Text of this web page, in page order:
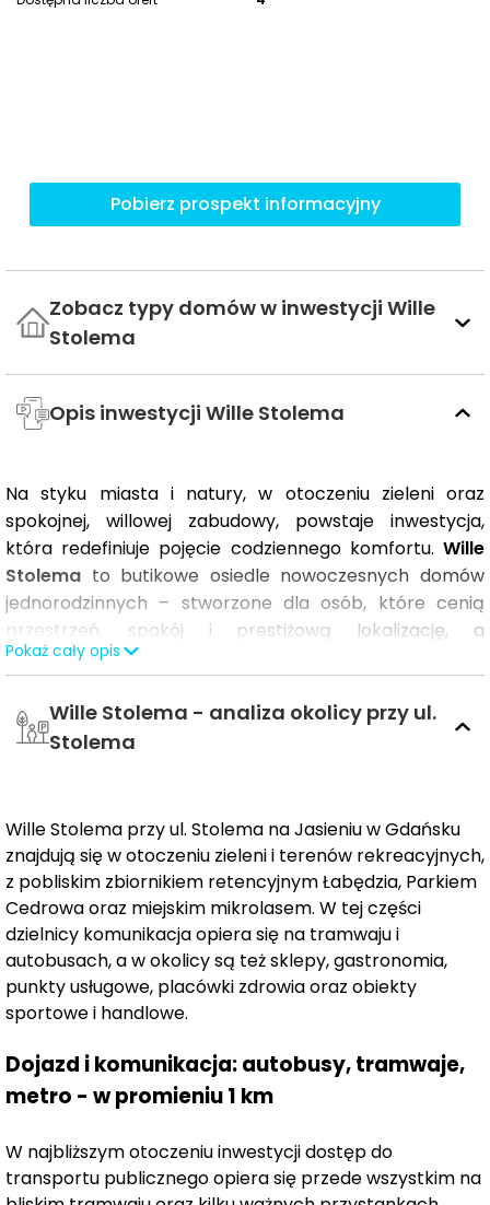
Pobierz prospekt informacyjny
Zobacz typy domów w inwestycji Wille
Stolema
Opis inwestycji Wille Stolema
Na styku miasta i natury, w otoczeniu zieleni oraz
spokojnej, willowej zabudowy, powstaje inwestycja,
która redefiniuje pojęcie codziennego komfortu. Wille
Stolema to butikowe osiedle nowoczesnych domów
jednorodzinnych – stworzone dla osób, które cenią
przestrzeń, spokój i prestiżową lokalizację, a
jednocześnie nie chcą rezygnować z wygód miejskiego
Inwestycja obejmuje
8 eleganckich domów
o
powierzchni od
zaplanowano cztery sypialnie,oddzielny gabinetoraz
dwa miejsca postojowe. Subtelna, jasna architektura
oraz kameralna skala zabudowy tworzą harmonijną i
spójną całość – idealną dla rodzin, które myślą
długoterminowo i szukają miejsca, w którym
codzienność staje się przyjemnością.
Ulica Stolema
to adres łączący ciszę i naturę z pełną
miejską infrastrukturą. W bezpośrednim sąsiedztwie
znajduje się malowniczyŁabędzi Staw
tramwajowe i autobusowe orazzjazd na obwodnicę
Trójmiasta . Ta część Gdańska – na pograniczu
Pokaż cały opis
Wille Stolema - analiza okolicy przy ul.
Stolema
Wille Stolema przy ul. Stolema na Jasieniu w Gdańsku
znajdują się w otoczeniu zieleni i terenów rekreacyjnych,
z pobliskim zbiornikiem retencyjnym Łabędzia, Parkiem
Cedrowa oraz miejskim mikrolasem. W tej części
dzielnicy komunikacja opiera się na tramwaju i
autobusach, a w okolicy są też sklepy, gastronomia,
punkty usługowe, placówki zdrowia oraz obiekty
sportowe i handlowe.
Dojazd i komunikacja: autobusy, tramwaje,
metro - w promieniu 1 km
W najbliższym otoczeniu inwestycji dostęp do
transportu publicznego opiera się przede wszystkim na